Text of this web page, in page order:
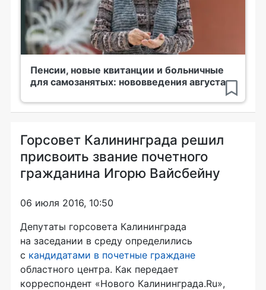
Пенсии, новые квитанции и больничные
для самозанятых: нововведения августа
Горсовет Калининграда решил
присвоить звание почетного
гражданина Игорю Вайсбейну
06 июля 2016, 10:50
Депутаты горсовета Калининграда
на заседании в среду определились
с кандидатами в почетные граждане
областного центра. Как передает
корреспондент «Нового Калининграда.Ru»,